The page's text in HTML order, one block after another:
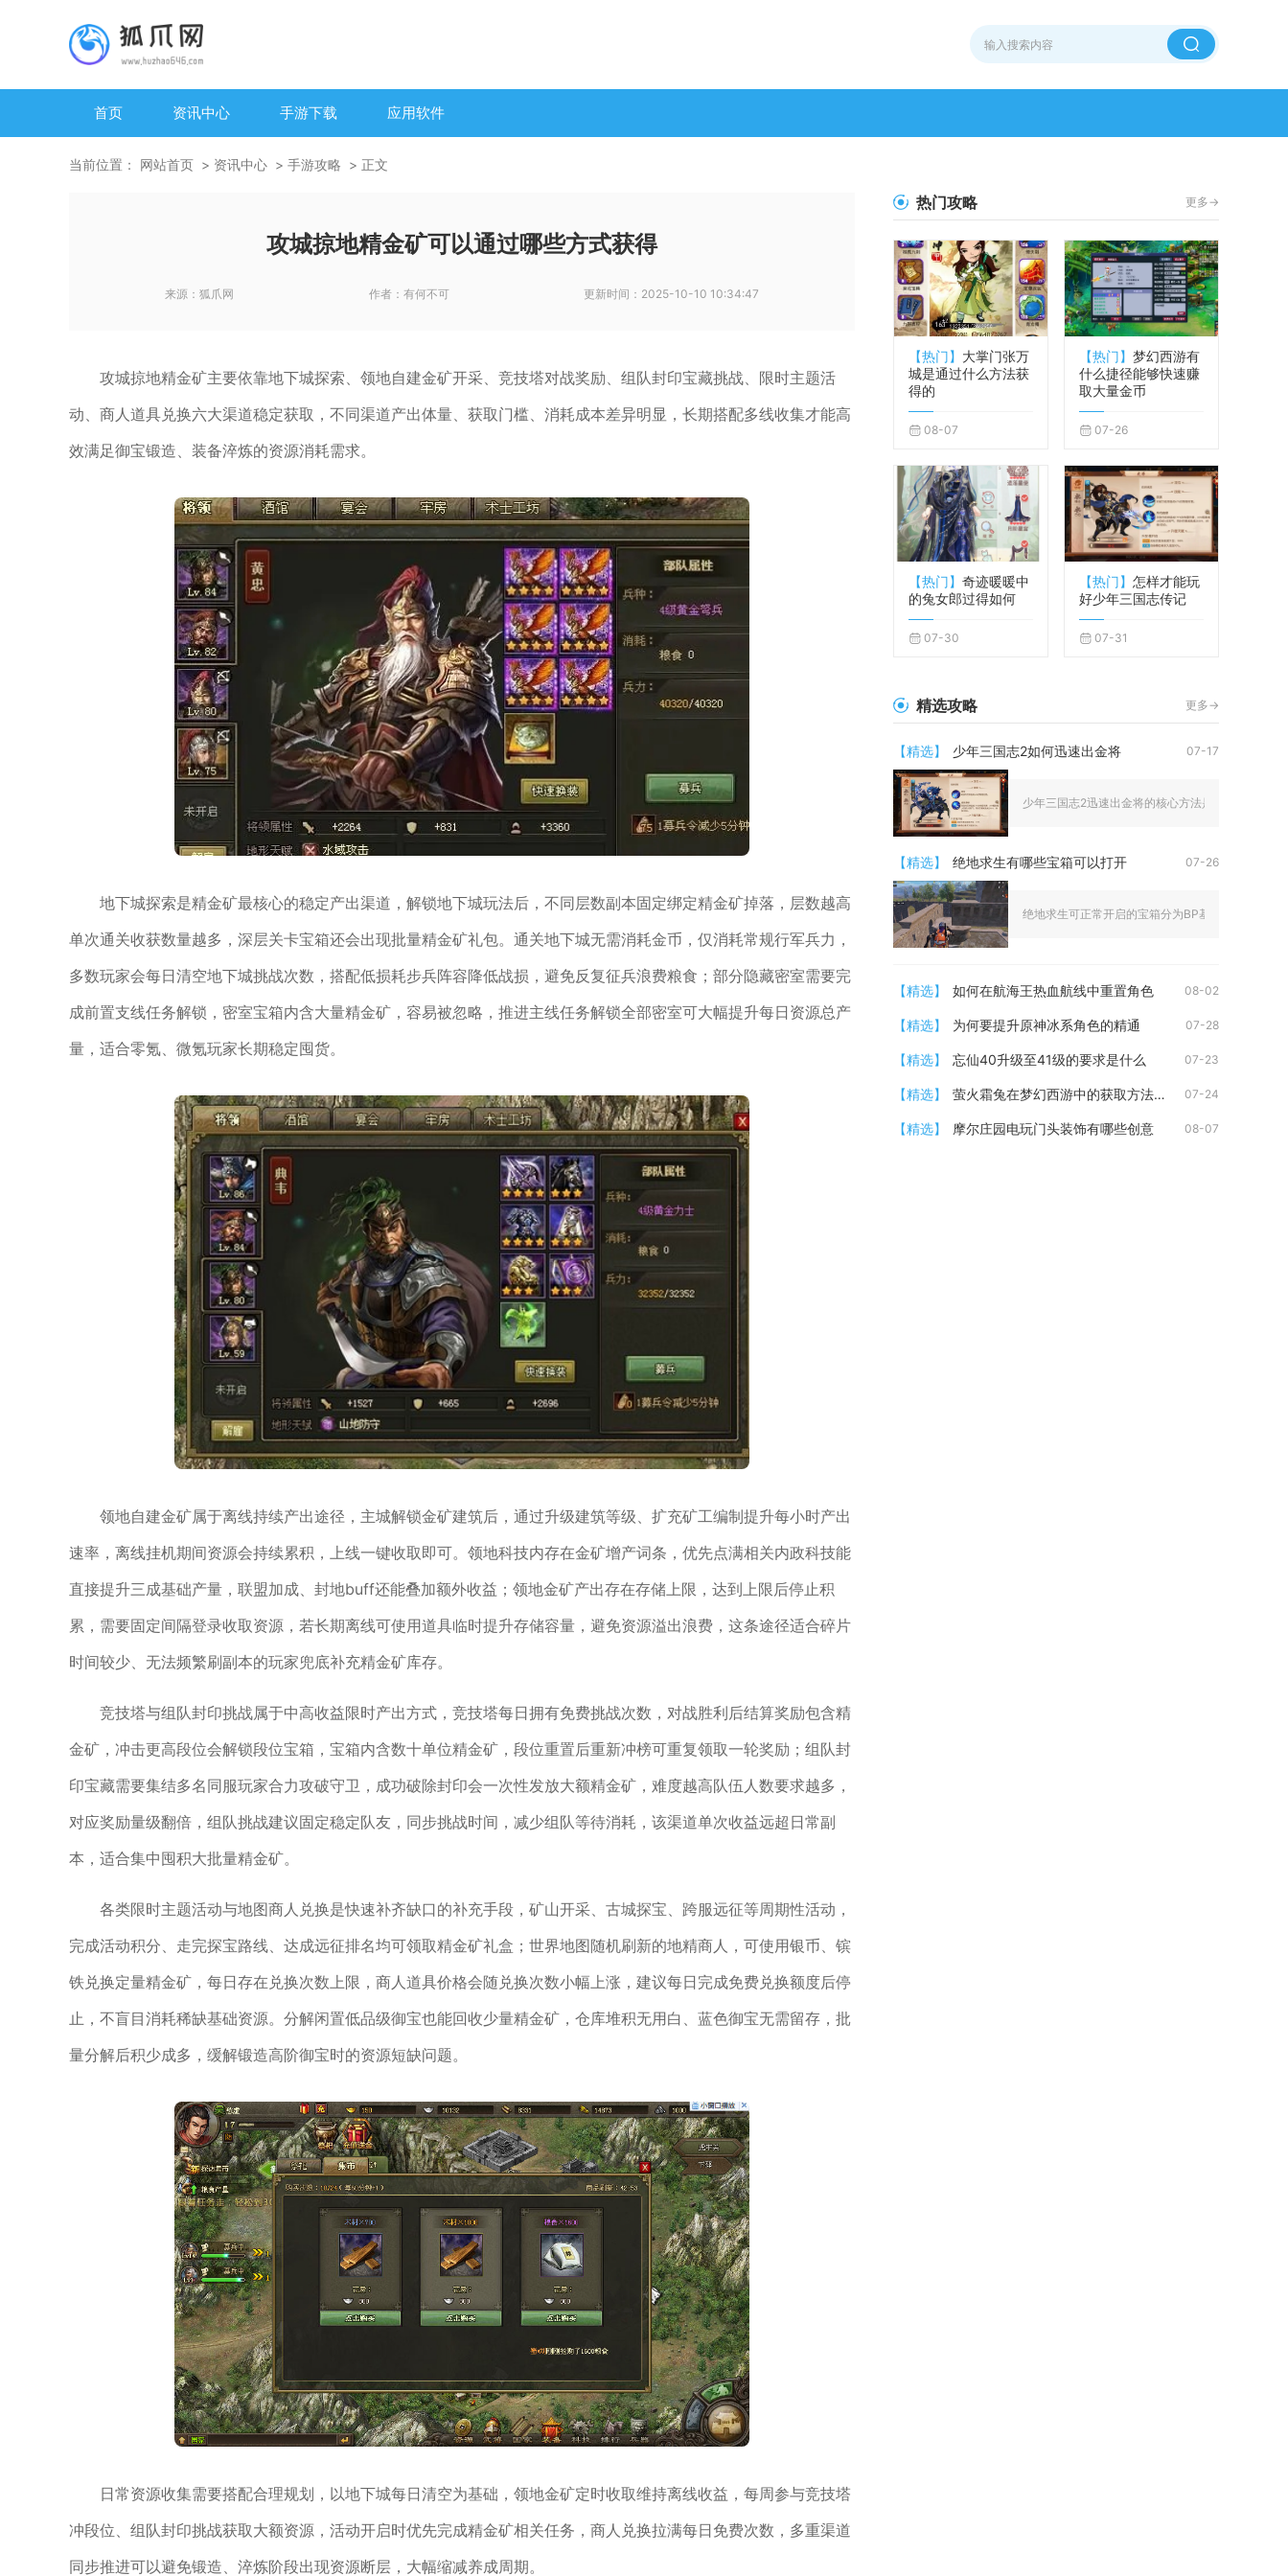
首页 资讯中心 手游下载 应用软件
当前位置： 网站首页 资讯中心 手游攻略 正文
攻城掠地精金矿可以通过哪些方式获得
来源： 狐爪网 作者： 有何不可 更新时间： 2025-10-10 10:34:47
攻城掠地精金矿主要依靠地下城探索、领地自建金矿开采、竞技塔对战奖励、组队封印宝藏挑战、限时主题活
动、商人道具兑换六大渠道稳定获取，不同渠道产出体量、获取门槛、消耗成本差异明显，长期搭配多线收集才能高
效满足御宝锻造、装备淬炼的资源消耗需求。
地下城探索是精金矿最核心的稳定产出渠道，解锁地下城玩法后，不同层数副本固定绑定精金矿掉落，层数越高
单次通关收获数量越多，深层关卡宝箱还会出现批量精金矿礼包。通关地下城无需消耗金币，仅消耗常规行军兵力，
多数玩家会每日清空地下城挑战次数，搭配低损耗步兵阵容降低战损，避免反复征兵浪费粮食；部分隐藏密室需要完
成前置支线任务解锁，密室宝箱内含大量精金矿，容易被忽略，推进主线任务解锁全部密室可大幅提升每日资源总产
量，适合零氪、微氪玩家长期稳定囤货。
领地自建金矿属于离线持续产出途径，主城解锁金矿建筑后，通过升级建筑等级、扩充矿工编制提升每小时产出
速率，离线挂机期间资源会持续累积，上线一键收取即可。领地科技内存在金矿增产词条，优先点满相关内政科技能
直接提升三成基础产量，联盟加成、封地buff还能叠加额外收益；领地金矿产出存在存储上限，达到上限后停止积
累，需要固定间隔登录收取资源，若长期离线可使用道具临时提升存储容量，避免资源溢出浪费，这条途径适合碎片
时间较少、无法频繁刷副本的玩家兜底补充精金矿库存。
竞技塔与组队封印挑战属于中高收益限时产出方式，竞技塔每日拥有免费挑战次数，对战胜利后结算奖励包含精
金矿，冲击更高段位会解锁段位宝箱，宝箱内含数十单位精金矿，段位重置后重新冲榜可重复领取一轮奖励；组队封
印宝藏需要集结多名同服玩家合力攻破守卫，成功破除封印会一次性发放大额精金矿，难度越高队伍人数要求越多，
对应奖励量级翻倍，组队挑战建议固定稳定队友，同步挑战时间，减少组队等待消耗，该渠道单次收益远超日常副
本，适合集中囤积大批量精金矿。
各类限时主题活动与地图商人兑换是快速补齐缺口的补充手段，矿山开采、古城探宝、跨服远征等周期性活动，
完成活动积分、走完探宝路线、达成远征排名均可领取精金矿礼盒；世界地图随机刷新的地精商人，可使用银币、镔
铁兑换定量精金矿，每日存在兑换次数上限，商人道具价格会随兑换次数小幅上涨，建议每日完成免费兑换额度后停
止，不盲目消耗稀缺基础资源。分解闲置低品级御宝也能回收少量精金矿，仓库堆积无用白、蓝色御宝无需留存，批
量分解后积少成多，缓解锻造高阶御宝时的资源短缺问题。
日常资源收集需要搭配合理规划，以地下城每日清空为基础，领地金矿定时收取维持离线收益，每周参与竞技塔
冲段位、组队封印挑战获取大额资源，活动开启时优先完成精金矿相关任务，商人兑换拉满每日免费次数，多重渠道
同步推进可以避免锻造、淬炼阶段出现资源断层，大幅缩减养成周期。
热门攻略 更多->
【热门】 大掌门张万
城是通过什么方法获
得的
08-07
【热门】 梦幻西游有
什么捷径能够快速赚
取大量金币
07-26
【热门】 奇迹暖暖中
的兔女郎过得如何
07-30
【热门】 怎样才能玩
好少年三国志传记
07-31
精选攻略 更多->
【精选】 少年三国志2如何迅速出金将 07-17
少年三国志2迅速出金将的核心方法是囤积元宝与金
【精选】 绝地求生有哪些宝箱可以打开 07-26
绝地求生可正常开启的宝箱分为BP基础宝箱、黑货
【精选】 如何在航海王热血航线中重置角色 08-02
【精选】 为何要提升原神冰系角色的精通 07-28
【精选】 忘仙40升级至41级的要求是什么 07-23
【精选】 萤火霜兔在梦幻西游中的获取方法是什么 07-24
【精选】 摩尔庄园电玩门头装饰有哪些创意 08-07